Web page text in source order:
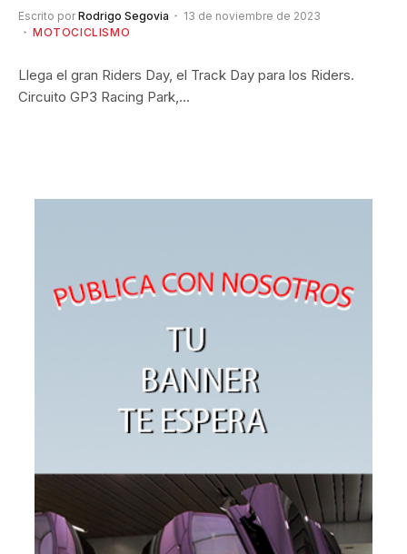
Escrito por Rodrigo Segovia
13 de noviembre de 2023
MOTOCICLISMO
Llega el gran Riders Day, el Track Day para los Riders.
Circuito GP3 Racing Park,…